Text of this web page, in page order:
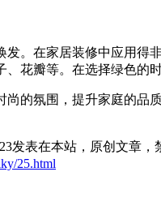
。在家居装修中应用
花瓣等。在选择绿色的
的氛围，提升家庭的
发表在本站，原创文章
25.html